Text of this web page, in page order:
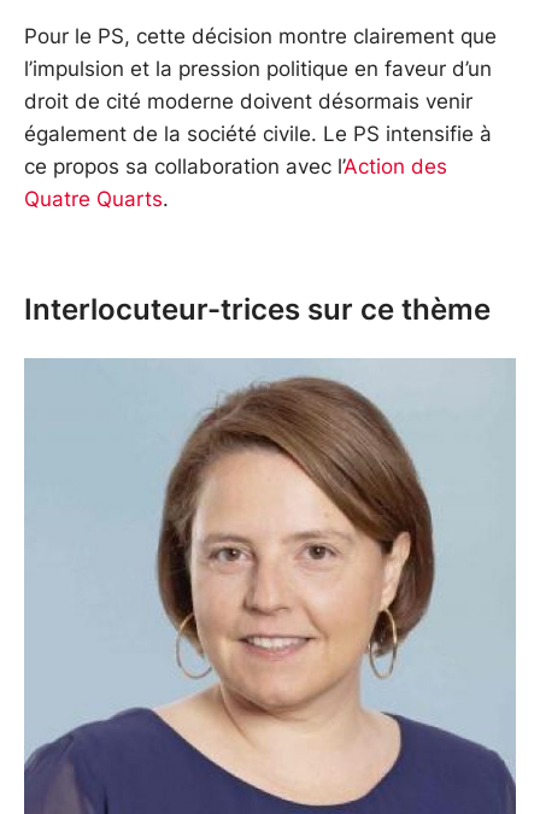
Pour le PS, cette décision montre clairement que
l’impulsion et la pression politique en faveur d’un
droit de cité moderne doivent désormais venir
également de la société civile. Le PS intensifie à
ce propos sa collaboration avec l’Action des
Quatre Quarts.
Interlocuteur-trices sur ce thème